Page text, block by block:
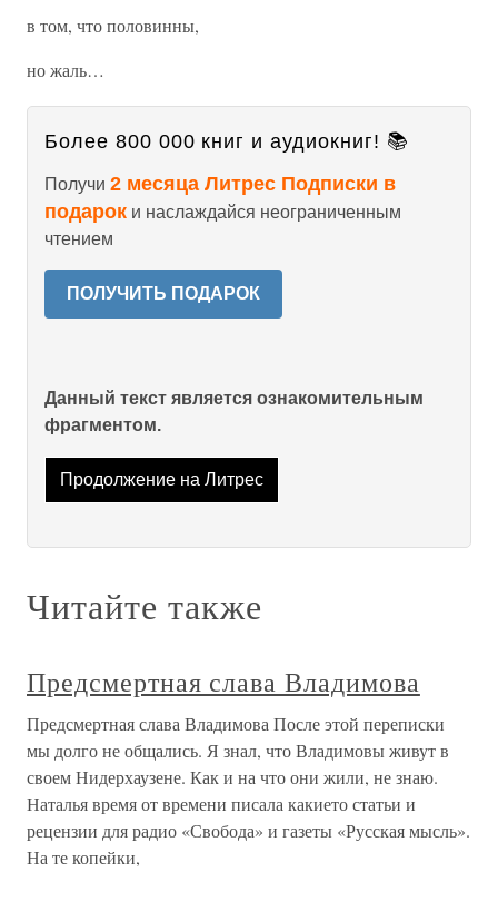
в том, что половинны,
но жаль…
Более 800 000 книг и аудиокниг! 📚
Получи 2 месяца Литрес Подписки в
подарок и наслаждайся неограниченным
чтением
ПОЛУЧИТЬ ПОДАРОК
Данный текст является ознакомительным
фрагментом.
Продолжение на Литрес
Читайте также
Предсмертная слава Владимова
Предсмертная слава Владимова После этой переписки
мы долго не общались. Я знал, что Владимовы живут в
своем Нидерхаузене. Как и на что они жили, не знаю.
Наталья время от времени писала какието статьи и
рецензии для радио «Свобода» и газеты «Русская мысль».
На те копейки,